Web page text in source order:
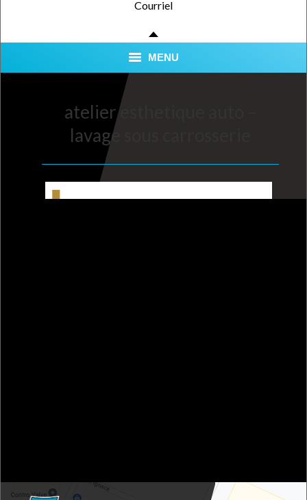
Courriel
MENU
QUALITÉ CERTIFIÉE
NOUS TROUVER
atelier esthetique auto –
lavage sous carrosserie